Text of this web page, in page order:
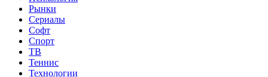
Рынки
Сериалы
Софт
Спорт
ТВ
Теннис
Технологии